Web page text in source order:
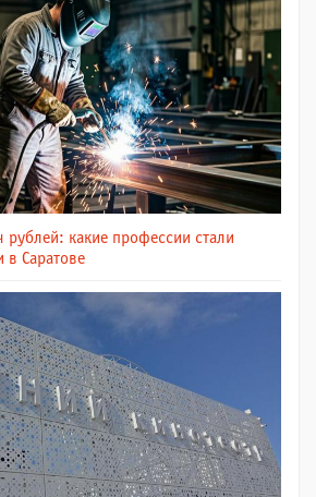
рублей: какие профессии стали
Саратове